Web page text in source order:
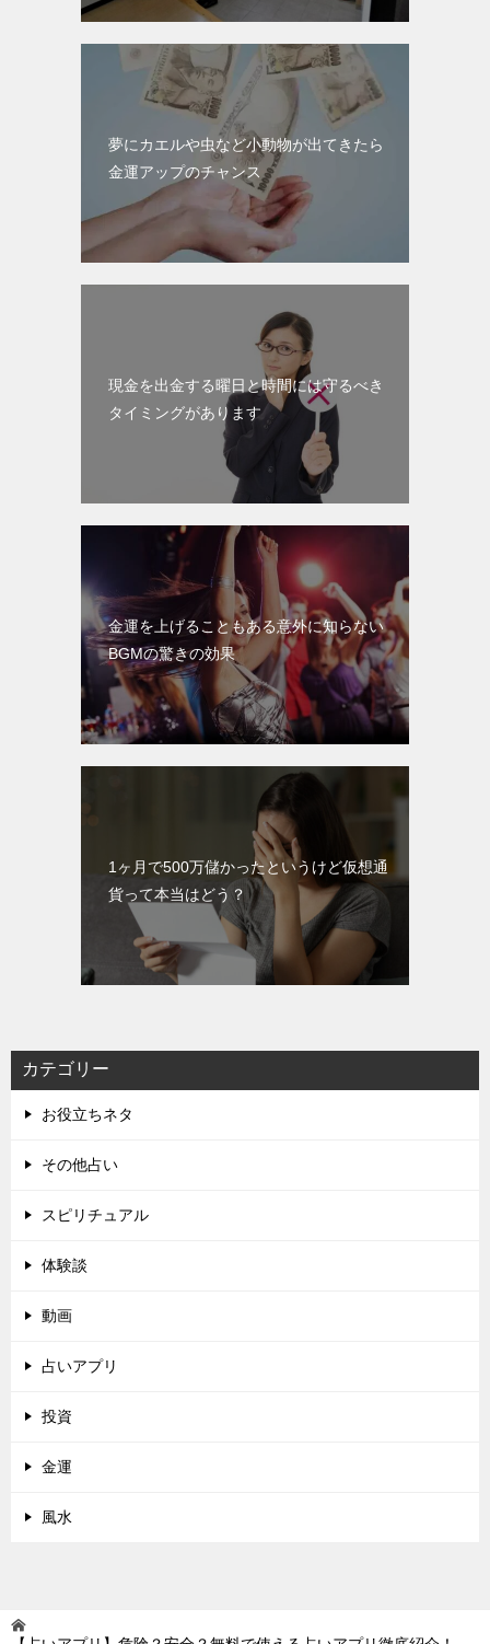
夢にカエルや虫など小動物が出てきたら
金運アップのチャンス
現金を出金する曜日と時間には守るべき
タイミングがあります
金運を上げることもある意外に知らない
BGMの驚きの効果
1ヶ月で500万儲かったというけど仮想通
貨って本当はどう？
カテゴリー
お役立ちネタ
その他占い
スピリチュアル
体験談
動画
占いアプリ
投資
金運
風水